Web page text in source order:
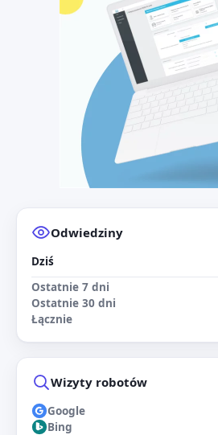
Odwiedziny
Dziś
Ostatnie 7 dni
Ostatnie 30 dni
Łącznie
Wizyty robotów
Google
Bing